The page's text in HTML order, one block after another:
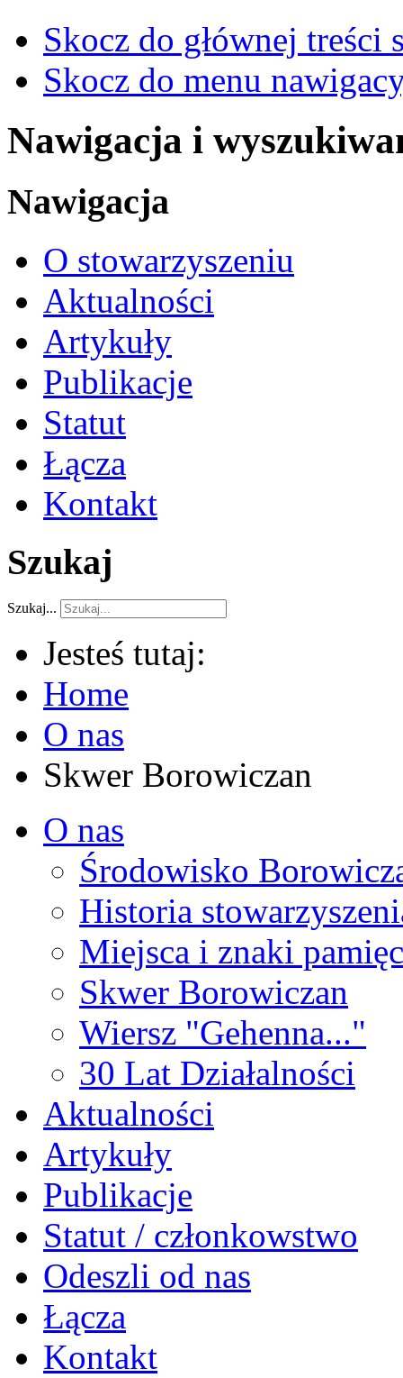
Skocz do głównej treści
Skocz do menu
Nawigacja i
Nawigacja
O stowarzyszeniu
Aktualności
Artykuły
Publikacje
Statut
Łącza
Kontakt
Szukaj
Szukaj...
Jesteś tutaj:
Home
O nas
Skwer Borowiczan
O nas
Środowisko
Historia
Miejsca i znaki
Skwer Borowiczan
Wiersz "Gehenna..."
30 Lat Działalności
Aktualności
Artykuły
Publikacje
Statut / członkowstwo
Odeszli od nas
Łącza
Kontakt